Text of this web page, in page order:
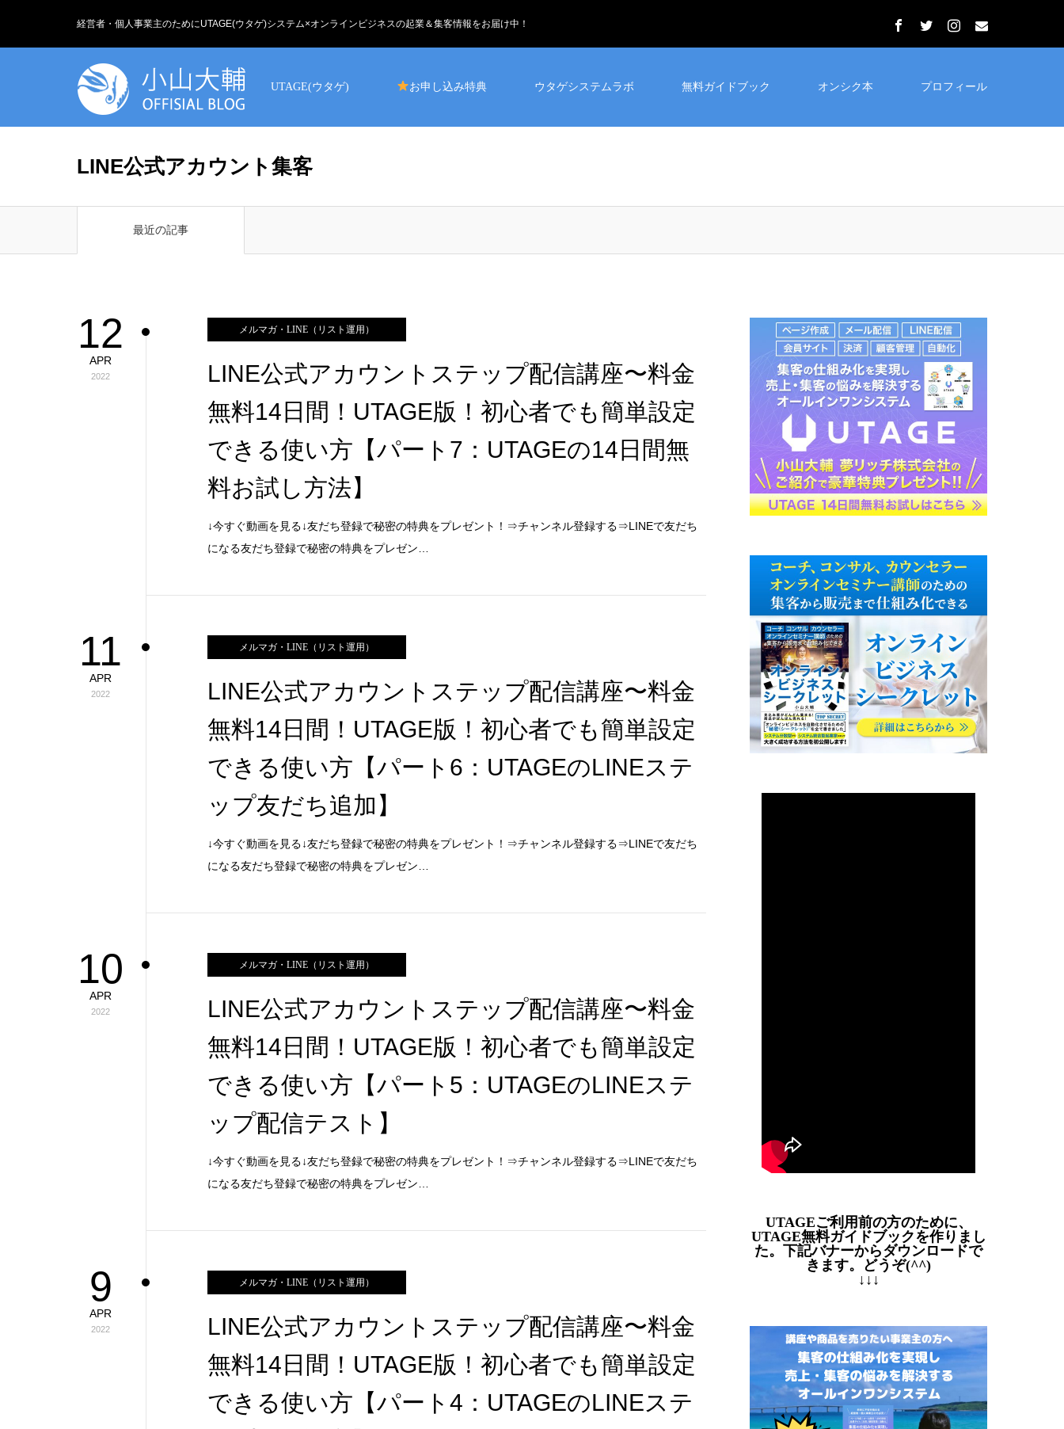
経営者・個人事業主のためにUTAGE(ウタゲ)システム×オンラインビジネスの起業＆集客情報をお届け中！
UTAGE(ウタゲ) お申し込み特典 ウタゲシステムラボ 無料ガイドブック オンシク本 プロフィール
LINE公式アカウント集客
最近の記事
12
APR
2022
メルマガ・LINE（リスト運用）
LINE公式アカウントステップ配信講座〜料金
無料14日間！UTAGE版！初心者でも簡単設定
できる使い方【パート7：UTAGEの14日間無
料お試し方法】
↓今すぐ動画を見る↓友だち登録で秘密の特典をプレゼント！⇒チャンネル登録する⇒LINEで友だち
になる友だち登録で秘密の特典をプレゼン…
11
APR
2022
メルマガ・LINE（リスト運用）
LINE公式アカウントステップ配信講座〜料金
無料14日間！UTAGE版！初心者でも簡単設定
できる使い方【パート6：UTAGEのLINEステ
ップ友だち追加】
↓今すぐ動画を見る↓友だち登録で秘密の特典をプレゼント！⇒チャンネル登録する⇒LINEで友だち
になる友だち登録で秘密の特典をプレゼン…
10
APR
2022
メルマガ・LINE（リスト運用）
LINE公式アカウントステップ配信講座〜料金
無料14日間！UTAGE版！初心者でも簡単設定
できる使い方【パート5：UTAGEのLINEステ
ップ配信テスト】
↓今すぐ動画を見る↓友だち登録で秘密の特典をプレゼント！⇒チャンネル登録する⇒LINEで友だち
になる友だち登録で秘密の特典をプレゼン…
9
APR
2022
メルマガ・LINE（リスト運用）
LINE公式アカウントステップ配信講座〜料金
無料14日間！UTAGE版！初心者でも簡単設定
できる使い方【パート4：UTAGEのLINEステ
UTAGEご利用前の方のために、
UTAGE無料ガイドブックを作りまし
た。下記バナーからダウンロードで
きます。どうぞ(^^)
↓↓↓